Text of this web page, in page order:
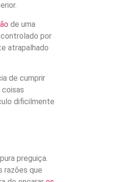
de uma
por
atrapalhado
de cumprir
dificilmente
preguiça.
razões que